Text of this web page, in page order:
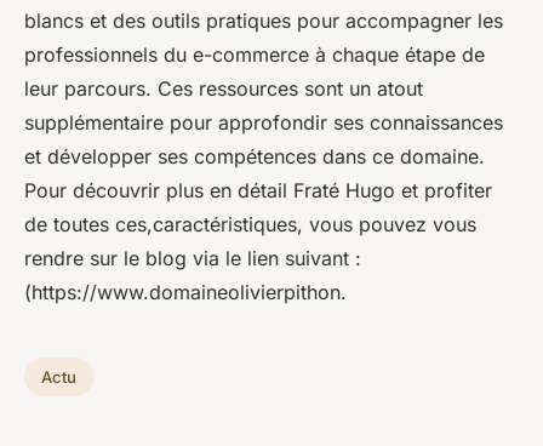
blancs et des outils pratiques pour accompagner les
professionnels du e-commerce à chaque étape de
leur parcours. Ces ressources sont un atout
supplémentaire pour approfondir ses connaissances
et développer ses compétences dans ce domaine.
Pour découvrir plus en détail Fraté Hugo et profiter
de toutes ces,caractéristiques, vous pouvez vous
rendre sur le blog via le lien suivant :
(https://www.domaineolivierpithon.
Actu